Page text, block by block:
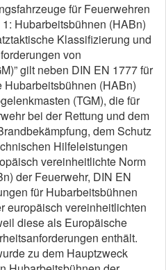
für Feuerwehren
Hubarbeitsbühnen (HABn)
Klassifizierung und
von
gilt neben DIN EN 1777 für
(HABn)
(TGM), die für
bei der Rettung und dem
dem Schutz
Hilfeleistungen
vereinheitlichte Norm
der Feuerwehr, DIN EN
für Hubarbeitsbühnen
europäisch vereinheitlichten
diese als Europäische
enthält.
zu dem Hauptzweck